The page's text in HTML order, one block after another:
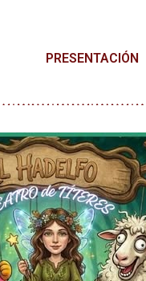
PRESENTACIÓN